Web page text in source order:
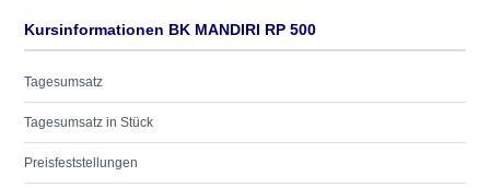
Kursinformationen BK MANDIRI RP 500
Tagesumsatz
Tagesumsatz in Stück
Preisfeststellungen